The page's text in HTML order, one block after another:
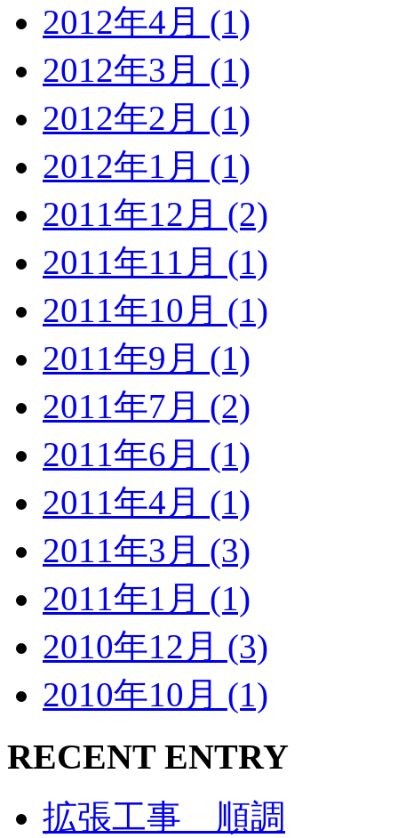
2012年4月 (1)
2012年3月 (1)
2012年2月 (1)
2012年1月 (1)
2011年12月 (2)
2011年11月 (1)
2011年10月 (1)
2011年9月 (1)
2011年7月 (2)
2011年6月 (1)
2011年4月 (1)
2011年3月 (3)
2011年1月 (1)
2010年12月 (3)
2010年10月 (1)
RECENT ENTRY
拡張工事 順調